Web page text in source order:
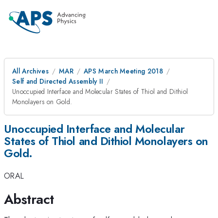
All Archives MAR
APS March Meeting 2018
Self and Directed Assembly II
Unoccupied Interface and Molecular States of Thiol and Dithiol
Monolayers on Gold.
Unoccupied Interface and Molecular
States of Thiol and Dithiol Monolayers on
Gold.
ORAL
Abstract